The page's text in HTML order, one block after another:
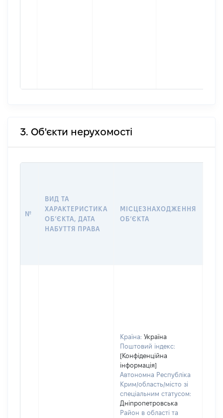
3. Об'єкти нерухомості
№
ВИД ТА
ХАРАКТЕРИСТИКА
ОБʼЄКТА, ДАТА
НАБУТТЯ ПРАВА
МІСЦЕЗНАХОДЖЕННЯ
ОБʼЄКТА
Країна: Україна
Поштовий індекс:
[Конфіденційна
інформація]
Автономна Республіка
Крим/область/місто зі
спеціальним статусом:
Дніпропетровська
Район в області та